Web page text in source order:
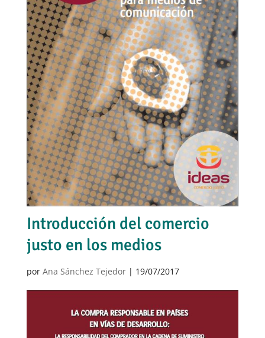
Introducción del comercio
justo en los medios
por Ana Sánchez Tejedor| 19/07/2017